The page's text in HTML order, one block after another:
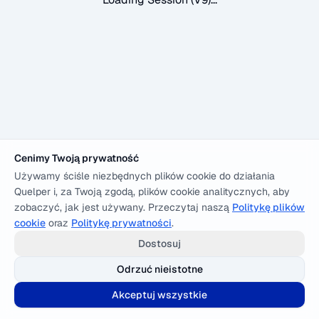
Cenimy Twoją prywatność
Używamy ściśle niezbędnych plików cookie do działania
Quelper i, za Twoją zgodą, plików cookie analitycznych, aby
zobaczyć, jak jest używany. Przeczytaj naszą Politykę plików
cookie oraz Politykę prywatności.
Dostosuj
Odrzuć nieistotne
Akceptuj wszystkie